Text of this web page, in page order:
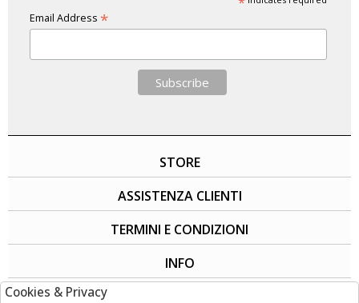
Email Address *
STORE
ASSISTENZA CLIENTI
TERMINI E CONDIZIONI
INFO
Cookies & Privacy